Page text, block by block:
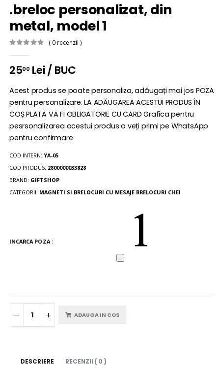
.breloc personalizat, din
metal, model 1
( 0 recenzii )
2500 Lei / BUC
Acest produs se poate personaliza, adăugați mai jos POZA
pentru personalizare. LA ADĂUGAREA ACESTUI PRODUS ÎN
COȘ PLATA VA FI OBLIGATORIE CU CARD Grafica pentru
pesrsonalizarea acestui produs o veți primi pe WhatsApp
pentru confirmare
COD INTERN:YA-05
COD PRODUS: 2800000033828
BRAND: GIFTSHOP
CATEGORII: MAGNETI SI BRELOCURI CU MESAJE BRELOCURI CHEI
INCARCA POZA:
ADAUGA IN COS
DESCRIERE RECENZII ( 0 )